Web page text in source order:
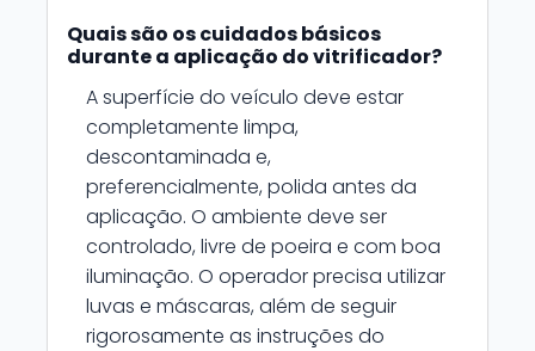
Quais são os cuidados básicos
durante a aplicação do vitrificador?
A superfície do veículo deve estar
completamente limpa,
descontaminada e,
preferencialmente, polida antes da
aplicação. O ambiente deve ser
controlado, livre de poeira e com boa
iluminação. O operador precisa utilizar
luvas e máscaras, além de seguir
rigorosamente as instruções do